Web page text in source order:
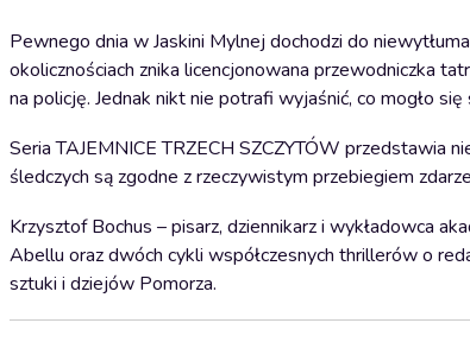
Pewnego dnia w Jaskini Mylnej dochodzi do
okolicznościach znika licencjonowana przewodniczka
na policję. Jednak nikt nie potrafi wyjaśnić, co mogło
Seria TAJEMNICE TRZECH SZCZYTÓW przedstawia
śledczych są zgodne z rzeczywistym przebiegiem
Krzysztof Bochus – pisarz, dziennikarz i wykładowca
Abellu oraz dwóch cykli współczesnych thrillerów o
sztuki i dziejów Pomorza.